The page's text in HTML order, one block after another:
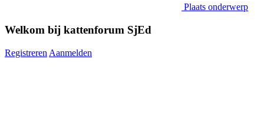
Plaats onderwerp
Welkom bij kattenforum SjEd
Registreren Aanmelden